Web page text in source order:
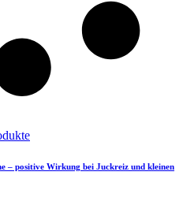
– positive Wirkung bei Juckreiz und kleinen